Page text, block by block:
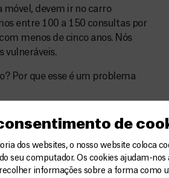
de
dos websites, o nosso website coloca
seu computador. Os cookies ajudam-
informações sobre a forma como
devem ir no carro
entre 100 a 150 consultas por
menos de cinco anos. Nós
vulneráveis.
Por que esse é um problema
então cada vez que você
fica mais complicado ter
organização internacional
realmente não temos como